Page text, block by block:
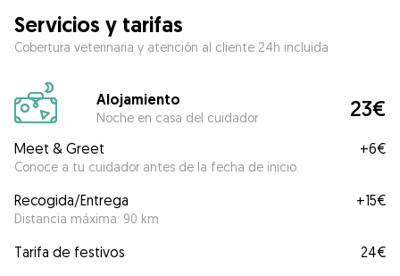
Servicios y tarifas
Cobertura veterinaria y atención al cliente 24h incluida
Alojamiento
Noche en casa del cuidador 23€
Meet & Greet
Conoce a tu cuidador antes de la fecha de inicio.
+6€
Recogida/Entrega
Distancia máxima: 90 km
+15€
Tarifa de festivos
24€